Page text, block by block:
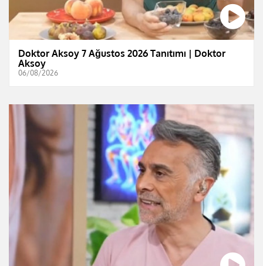
Doktor Aksoy 7 Ağustos 2026 Tanıtımı | Doktor
Aksoy
06/08/2026